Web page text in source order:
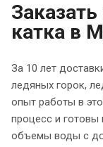
катка в
За 10 лет
ледяных горок,
опыт работы в
процесс и
объемы воды с